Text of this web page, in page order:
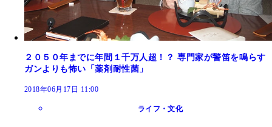
２０５０年までに年間１千万人超！？ 専門家が警笛を鳴らす
ガンよりも怖い「薬剤耐性菌」
2018年06月17日 11:00
ライフ・文化